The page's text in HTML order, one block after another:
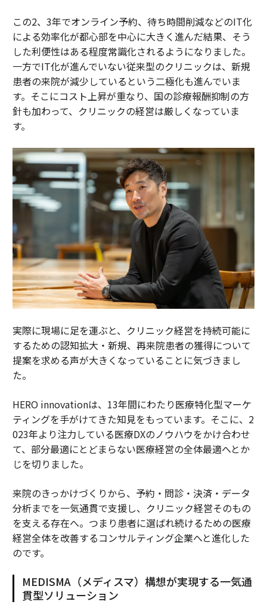
この2、3年でオンライン予約、待ち時間削減などのIT化
による効率化が都心部を中心に大きく進んだ結果、そう
した利便性はある程度常識化されるようになりました。
一方でIT化が進んでいない従来型のクリニックは、新規
患者の来院が減少しているという二極化も進んでいま
す。そこにコスト上昇が重なり、国の診療報酬抑制の方
針も加わって、クリニックの経営は厳しくなっていま
す。
実際に現場に足を運ぶと、クリニック経営を持続可能に
するための認知拡大・新規、再来院患者の獲得について
提案を求める声が大きくなっていることに気づきまし
た。
HERO innovationは、13年間にわたり医療特化型マーケ
ティングを手がけてきた知見をもっています。そこに、2
023年より注力している医療DXのノウハウをかけ合わせ
て、部分最適にとどまらない医療経営の全体最適へとか
じを切りました。
来院のきっかけづくりから、予約・問診・決済・データ
分析までを一気通貫で支援し、クリニック経営そのもの
を支える存在へ。つまり患者に選ばれ続けるための医療
経営全体を改善するコンサルティング企業へと進化した
のです。
MEDISMA（メディスマ）構想が実現する一気通
貫型ソリューション